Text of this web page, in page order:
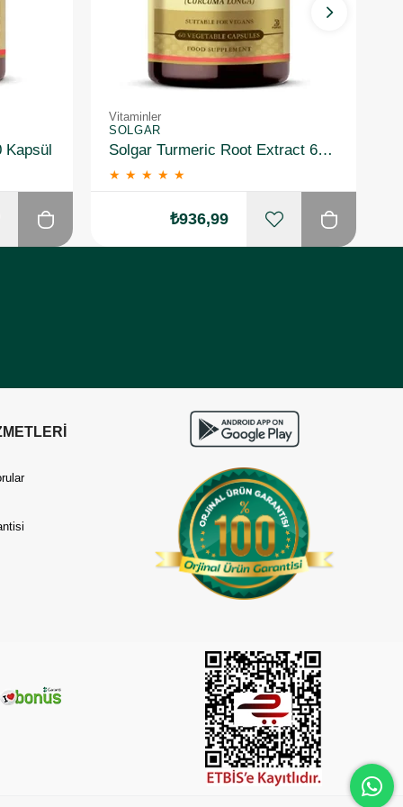
Kapsül
Vitaminler
SOLGAR
Solgar Turmeric Root Extract 60 Kapsül
★ ★ ★ ★ ★
₺936,99